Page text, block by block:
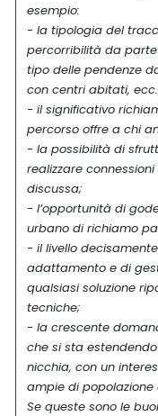
esempio:
- la tipologia del
percorribilità da
tipo delle pendenze
con centri abitati,
- il significativo
percorso offre a chi
- la possibilità di
realizzare
discussa;
- l’opportunità di
urbano di richiamo
- il livello
adattamento e di
qualsiasi soluzione
tecniche;
- la crescente
che si sta
nicchia, con un
ampie di
Se queste sono le